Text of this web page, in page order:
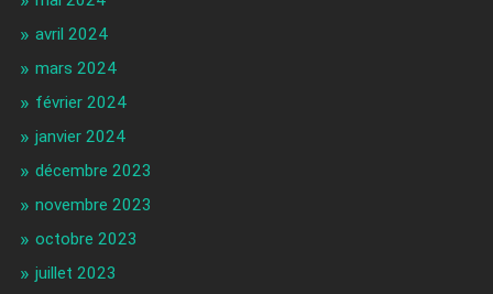
avril 2024
mars 2024
février 2024
janvier 2024
décembre 2023
novembre 2023
octobre 2023
juillet 2023